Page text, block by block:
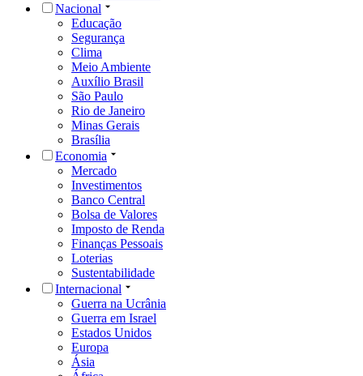
Nacional
Educação
Segurança
Clima
Meio Ambiente
Auxílio Brasil
São Paulo
Rio de Janeiro
Minas Gerais
Brasília
Economia
Mercado
Investimentos
Banco Central
Bolsa de Valores
Imposto de Renda
Finanças Pessoais
Loterias
Sustentabilidade
Internacional
Guerra na Ucrânia
Guerra em Israel
Estados Unidos
Europa
Ásia